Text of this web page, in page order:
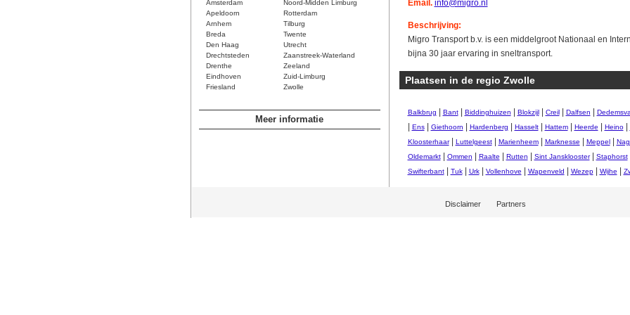
Amsterdam
Noord-Midden Limburg
Apeldoorn
Rotterdam
Arnhem
Tilburg
Breda
Twente
Den Haag
Utrecht
Drechtsteden
Zaanstreek-Waterland
Drenthe
Zeeland
Eindhoven
Zuid-Limburg
Friesland
Zwolle
Meer informatie
Email. info@migro.nl
Beschrijving:
Migro Transport b.v. is een middelgroot Nationaal en
bijna 30 jaar ervaring in sneltransport.
Plaatsen in de regio Zwolle
Balkbrug Bant| Biddinghuizen Blokzijl| Creil| Dalfsen
Ens| Giethoorn Hardenberg Hasselt| Hattem| Heerde Heino|
Kloosterhaar| Luttelgeest| Marienheem| Marknesse Meppel|
Oldemarkt| Ommen Raalte Rutten Sint Jansklooster| Staphorst
Swifterbant| Tuk| Urk| Vollenhove Wapenveld Wezep| Wijhe
Disclaimer Partners